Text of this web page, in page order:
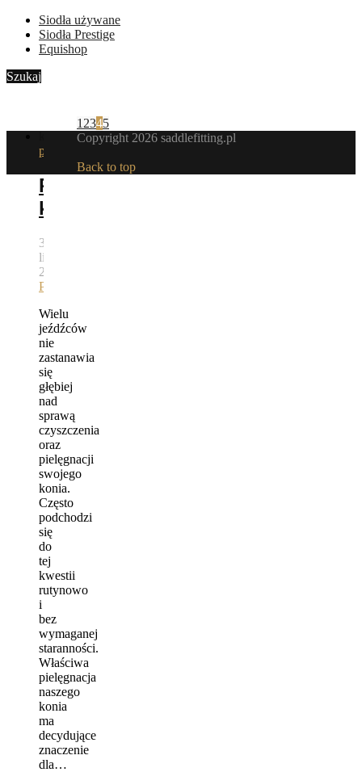
Siodła używane
Siodła Prestige
Equishop
Szukaj
kategorieogólnie,
pielęgnacja
Pielęgnacja
konia
30
lipca,
2015
Pawlik
Wielu
jeźdźców
nie
zastanawia
się
głębiej
nad
sprawą
czyszczenia
oraz
pielęgnacji
swojego
konia.
Często
podchodzi
się
do
tej
kwestii
rutynowo
i
bez
wymaganej
staranności.
Właściwa
pielęgnacja
naszego
konia
ma
decydujące
znaczenie
dla…
1 2345
Copyright 2026 saddlefitting.pl
Back to top